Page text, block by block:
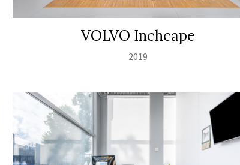
VOLVO Inchcape
2019